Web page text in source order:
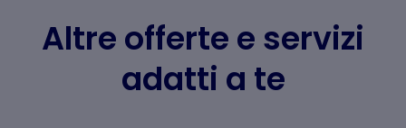
Altre offerte e servizi
adatti a te